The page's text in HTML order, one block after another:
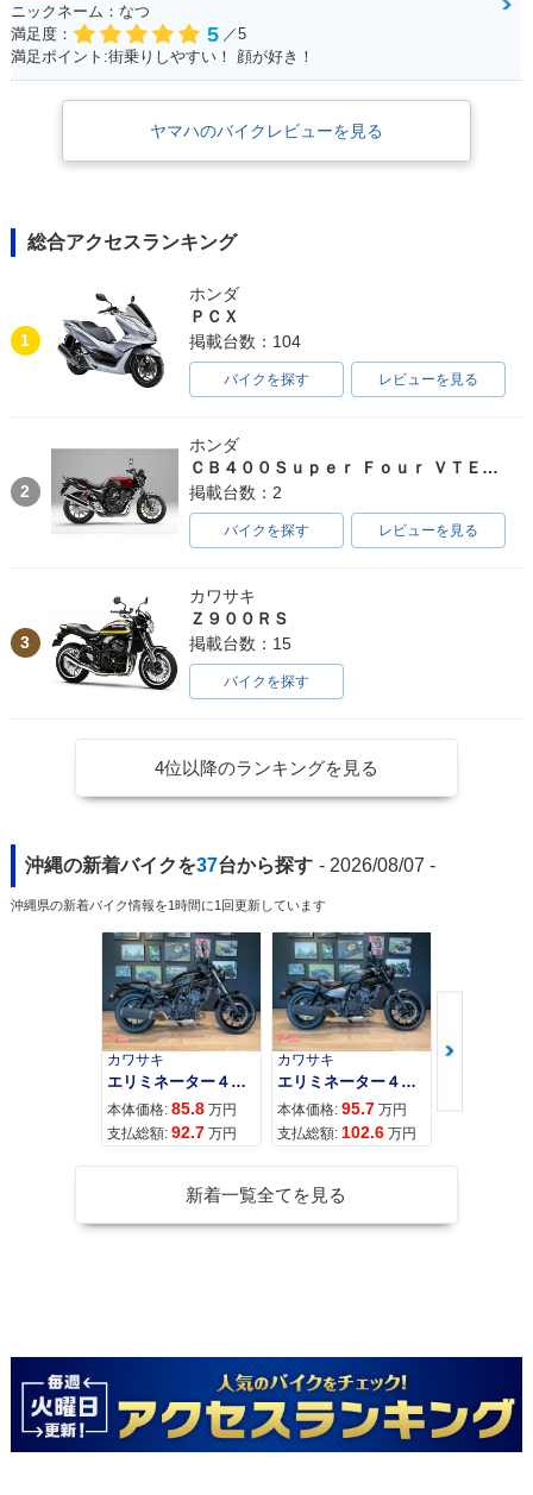
ニックネーム：なつ
満足度：
5 ／5
満足ポイント:街乗りしやすい！ 顔が好き！
ヤマハのバイクレビューを見る
総合アクセスランキング
1
ホンダ
ＰＣＸ
掲載台数：104
バイクを探す レビューを見る
2
ホンダ
ＣＢ４００Ｓｕｐｅｒ Ｆｏｕｒ ＶＴＥＣ ＳＰＥＣ３
掲載台数：2
バイクを探す レビューを見る
3
カワサキ
Ｚ９００ＲＳ
掲載台数：15
バイクを探す
4位以降のランキングを見る
沖縄の新着バイクを37台から探す - 2026/08/07 -
沖縄県の新着バイク情報を1時間に1回更新しています
カワサキ
エリミネーター４００
本体価格: 85.8 万円
支払総額: 92.7 万円
カワサキ
エリミネーター４００ＳＥ
本体価格: 95.7 万円
支払総額: 102.6 万円
カワサキ
本体価格:
新着一覧全てを見る